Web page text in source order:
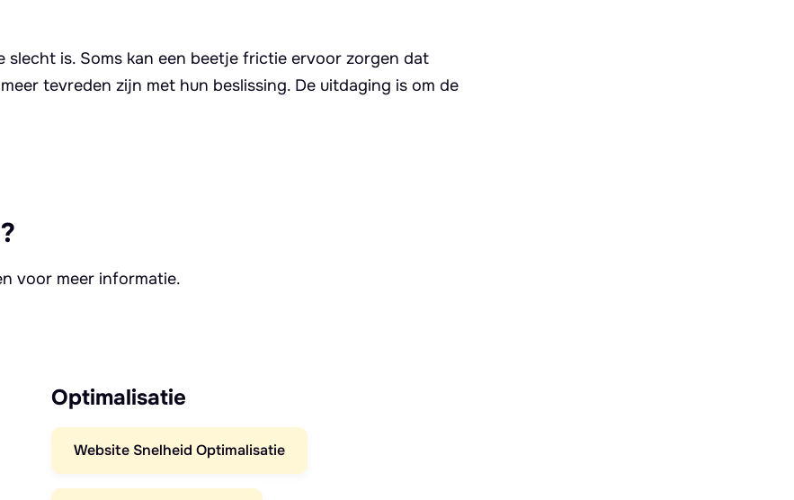
is. Soms kan een beetje frictie ervoor zorgen dat
tevreden zijn met hun beslissing. De uitdaging is om de
voor meer informatie.
Optimalisatie
Website Snelheid Optimalisatie